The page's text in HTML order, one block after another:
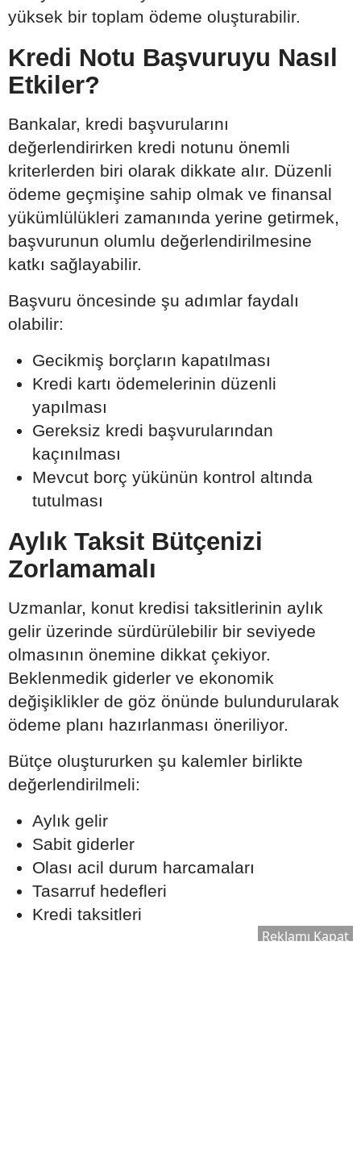
yüksek bir toplam ödeme oluşturabilir.
Kredi Notu Başvuruyu Nasıl
Etkiler?
Bankalar, kredi başvurularını
değerlendirirken kredi notunu önemli
kriterlerden biri olarak dikkate alır. Düzenli
ödeme geçmişine sahip olmak ve finansal
yükümlülükleri zamanında yerine getirmek,
başvurunun olumlu değerlendirilmesine
katkı sağlayabilir.
Başvuru öncesinde şu adımlar faydalı
olabilir:
Gecikmiş borçların kapatılması
Kredi kartı ödemelerinin düzenli
yapılması
Gereksiz kredi başvurularından
kaçınılması
Mevcut borç yükünün kontrol altında
tutulması
Aylık Taksit Bütçenizi
Zorlamamalı
Uzmanlar, konut kredisi taksitlerinin aylık
gelir üzerinde sürdürülebilir bir seviyede
olmasının önemine dikkat çekiyor.
Beklenmedik giderler ve ekonomik
değişiklikler de göz önünde bulundurularak
ödeme planı hazırlanması öneriliyor.
Bütçe oluştururken şu kalemler birlikte
değerlendirilmeli:
Aylık gelir
Sabit giderler
Olası acil durum harcamaları
Tasarruf hedefleri
Kredi taksitleri
Reklamı Kapat